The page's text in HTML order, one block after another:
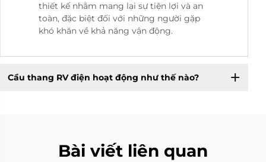
thiết kế nhằm mang lại sự tiện lợi và an
toàn, đặc biệt đối với những người gặp
khó khăn về khả năng vận động.
Cầu thang RV điện hoạt động như thế nào?
Bài viết liên quan